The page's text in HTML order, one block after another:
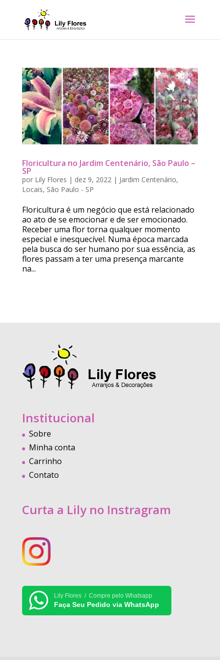
Floricultura no Jardim Centenário, São Paulo –
SP
por Lily Flores | dez 9, 2022| Jardim Centenário,
Locais, São Paulo - SP
Floricultura é um negócio que está relacionado
ao ato de se emocionar e de ser emocionado.
Receber uma flor torna qualquer momento
especial e inesquecível. Numa época marcada
pela busca do ser humano por sua essência, as
flores passam a ter uma presença marcante
na...
Institucional
Sobre
Minha conta
Carrinho
Contato
Curta a Lily no Instragram
Lily Flores / Compre pelo Whatsapp
Faça Seu Pedido via WhatsApp